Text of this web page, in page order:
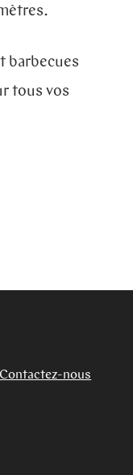
barbecues
tous vos
Contactez-nous